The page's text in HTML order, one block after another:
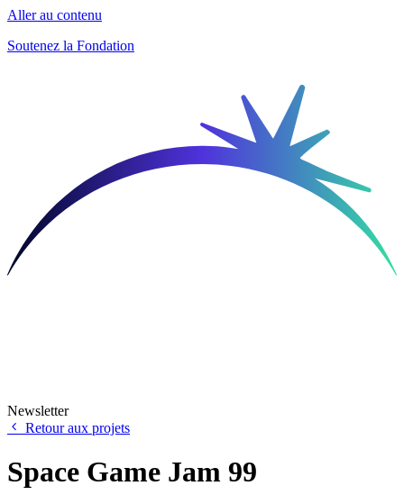
Aller au contenu
Soutenez la Fondation
Newsletter
Retour aux projets
Space Game Jam 99